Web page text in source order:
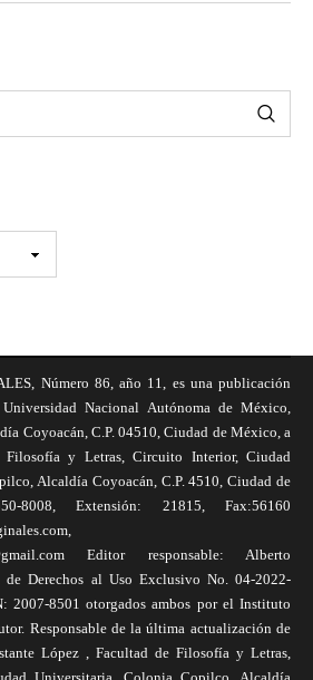
Número 86, año 11, es una publicación
Nacional Autónoma de México,
Coyoacán, C.P. 04510, Ciudad de México, a
y Letras, Circuito Interior, Ciudad
Alcaldía Coyoacán, C.P. 4510, Ciudad de
8008, Extensión: 21815, Fax:56160
Editor responsable: Alberto
de Derechos al Uso Exclusivo No. 04-2022-
2007-8501 otorgados ambos por el Instituto
Responsable de la última actualización de
López , Facultad de Filosofía y Letras,